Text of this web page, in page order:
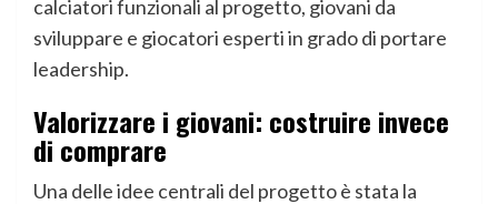
calciatori funzionali al progetto, giovani da
sviluppare e giocatori esperti in grado di portare
leadership.
Valorizzare i giovani: costruire invece
di comprare
Una delle idee centrali del progetto è stata la